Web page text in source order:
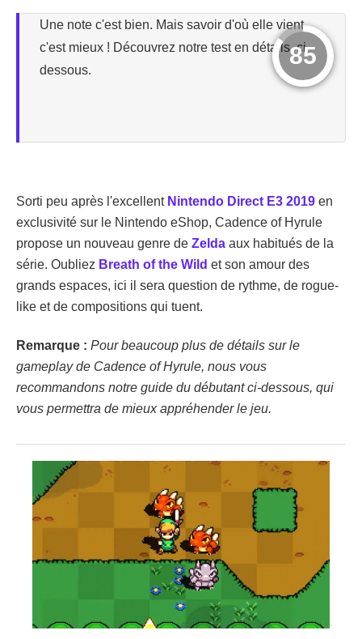
85
Une note c'est bien. Mais savoir d'où elle vient,
c'est mieux ! Découvrez notre test en détails, ci-
dessous.
Sorti peu après l'excellent Nintendo Direct E3 2019 en
exclusivité sur le Nintendo eShop, Cadence of Hyrule
propose un nouveau genre de Zelda aux habitués de la
série. Oubliez Breath of the Wild et son amour des
grands espaces, ici il sera question de rythme, de rogue-
like et de compositions qui tuent.
Remarque : Pour beaucoup plus de détails sur le
gameplay de Cadence of Hyrule, nous vous
recommandons notre guide du débutant ci-dessous, qui
vous permettra de mieux appréhender le jeu.